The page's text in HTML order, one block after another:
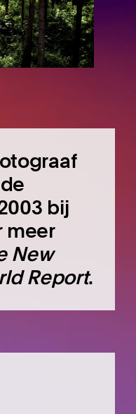
bij
meer
New
Report.